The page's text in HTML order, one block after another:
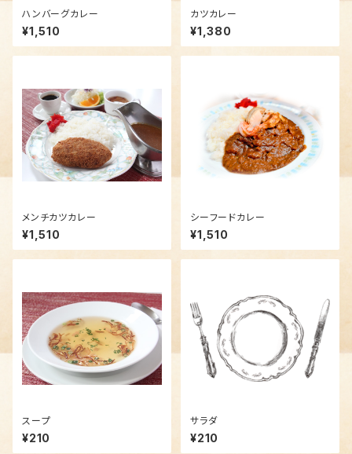
ハンバーグカレー
¥1,510
カツカレー
¥1,380
メンチカツカレー
¥1,510
シーフードカレー
¥1,510
スープ
¥210
サラダ
¥210